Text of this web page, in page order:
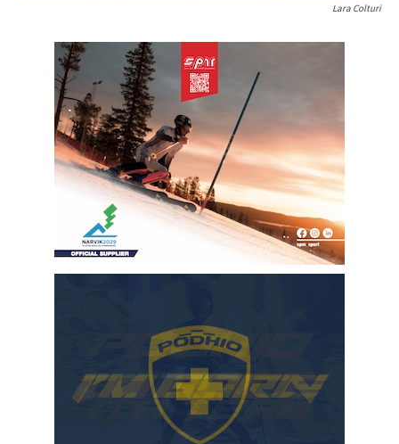
Lara Colturi